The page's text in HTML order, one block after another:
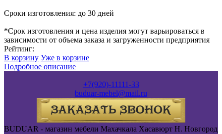
Сроки изготовления: до 30 дней
*Срок изготовления и цена изделия могут варьироваться в
зависимости от объема заказа и загруженности предприятия
Рейтинг:
В корзину Уже в корзине
Подробное описание
+7(920)-11111-33
buduar-mebel@mail.ru
BUDUAR - магазин мебели Махачкала Хасавюрт Н. Новгород